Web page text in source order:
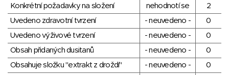
Konkrétní požadavky na složení nehodnotí se
2
Uvedeno zdravotní tvrzení
- neuvedeno -
0
Uvedeno výživové tvrzení
- neuvedeno -
0
Obsah přidaných dusitanů
- neuvedeno -
0
Obsahuje složku "extrakt z droždí"
- neuvedeno -
0